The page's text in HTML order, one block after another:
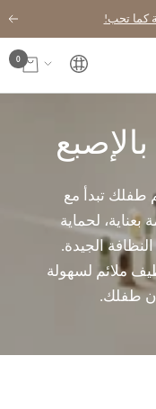
كما تحب!
اللغة 0
طفلك تبدأ مع
لحماية
الجيدة.
ملائم لسهولة
طفلك.